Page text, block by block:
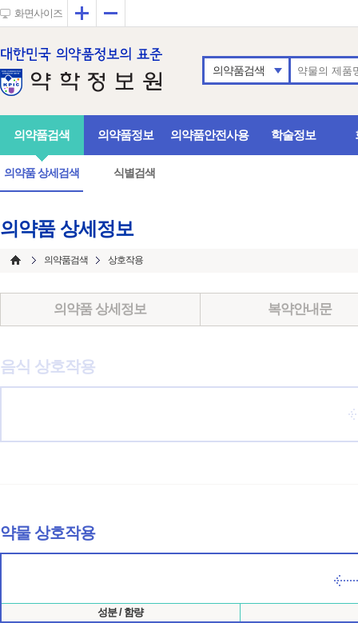
화면사이즈 확대
의약품검색
의약품검색
의약품 상세검색 식별검색
의약품정보 의약품안전사용 학술정보
의약품 상세정보
의약품검색 상호작용
의약품 상세정보 복약안내문
음식 상호작용
약물 상호작용
성분 / 함량